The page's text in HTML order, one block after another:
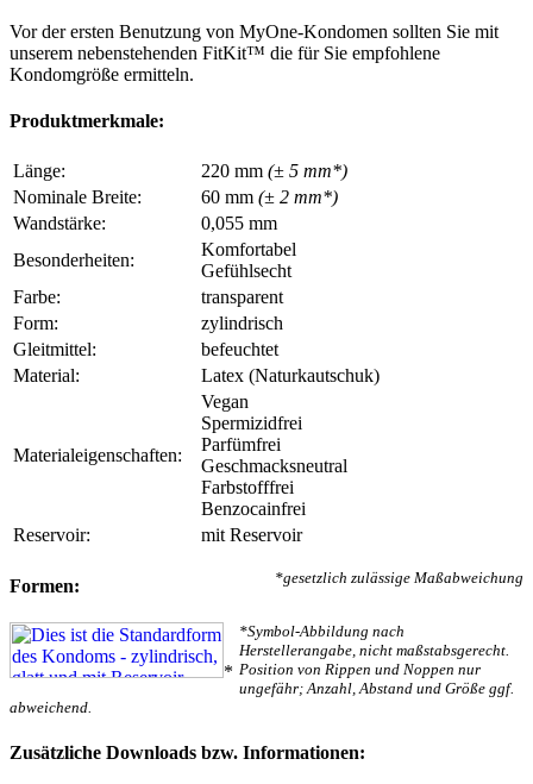
Vor der ersten Benutzung von MyOne-Kondomen sollten Sie mit
unserem nebenstehenden FitKit™ die für Sie empfohlene
Kondomgröße ermitteln.
Produktmerkmale:
Länge: 220 mm (± 5 mm*)
Nominale Breite:
60 mm (± 2 mm*)
Wandstärke:
0,055 mm
Besonderheiten:
Komfortabel
Gefühlsecht
Farbe:
transparent
Form:
zylindrisch
Gleitmittel:
befeuchtet
Material:
Latex (Naturkautschuk)
Materialeigenschaften:
Vegan
Spermizidfrei
Parfümfrei
Geschmacksneutral
Farbstofffrei
Benzocainfrei
Reservoir:
mit Reservoir
*gesetzlich zulässige Maßabweichung
Formen:
*
*Symbol-Abbildung nach
Herstellerangabe, nicht maßstabsgerecht.
Position von Rippen und Noppen nur
ungefähr; Anzahl, Abstand und Größe ggf.
abweichend.
Zusätzliche Downloads bzw. Informationen: